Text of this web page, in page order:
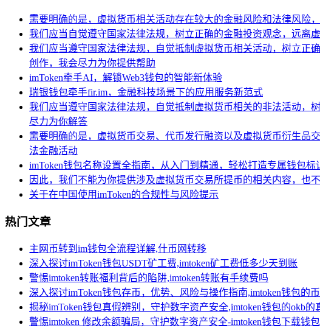
需要明确的是，虚拟货币相关活动存在较大的金融风险和法律风险
我们应当自觉遵守国家法律法规，树立正确的金融投资观念，远离
我们应当遵守国家法律法规，自觉抵制虚拟货币相关活动，树立正
创作，我会尽力为你提供帮助
imToken牵手AI，解锁Web3钱包的智能新体验
瑞银钱包牵手fir.im，金融科技场景下的应用服务新范式
我们应当遵守国家法律法规，自觉抵制虚拟货币相关的非法活动，
尽力为你解答
需要明确的是，虚拟货币交易、代币发行融资以及虚拟货币衍生品
法金融活动
imToken钱包名称设置全指南，从入门到精通，轻松打造专属钱包标
因此，我们不能为你提供涉及虚拟货币交易所提币的相关内容，也
关于在中国使用imToken的合规性与风险提示
热门文章
主网币转到im钱包全流程详解,什币网转移
深入探讨imToken钱包USDT矿工费,imtoken矿工费低多少天到账
警惕imtoken转账福利背后的陷阱,imtoken转账有手续费吗
深入探讨imToken钱包存币，优势、风险与操作指南,imtoken钱包的
揭秘imToken钱包真假辨别，守护数字资产安全,imtoken钱包的okb的
警惕imtoken 修改余额骗局，守护数字资产安全-imtoken钱包下载钱包